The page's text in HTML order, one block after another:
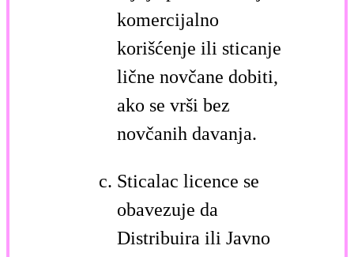
komercijalno
korišćenje ili sticanje
lične novčane dobiti,
ako se vrši bez
novčanih davanja.
Sticalac licence se
obavezuje da
Distribuira ili Javno